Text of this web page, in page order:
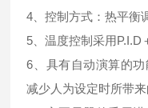
4、控制方式：热平衡
5、温度控制采用P.I.D
6、具有自动演算的
减少人为设定时所带来